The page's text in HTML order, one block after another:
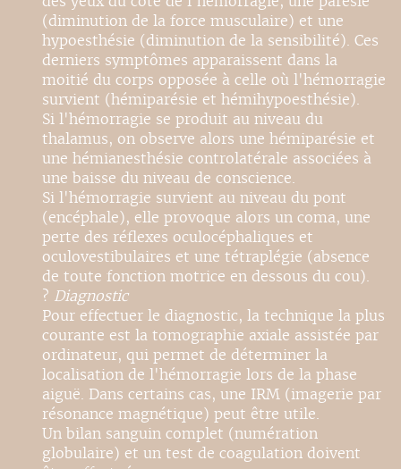
(diminution de la force musculaire) et une
hypoesthésie (diminution de la sensibilité). Ces
derniers symptômes apparaissent dans la
moitié du corps opposée à celle où l'hémorragie
survient (hémiparésie et hémihypoesthésie).
Si l'hémorragie se produit au niveau du
thalamus, on observe alors une hémiparésie et
une hémianesthésie controlatérale associées à
une baisse du niveau de conscience.
Si l'hémorragie survient au niveau du pont
(encéphale), elle provoque alors un coma, une
perte des réflexes oculocéphaliques et
oculovestibulaires et une tétraplégie (absence
de toute fonction motrice en dessous du cou).
? Diagnostic
Pour effectuer le diagnostic, la technique la plus
courante est la tomographie axiale assistée par
ordinateur, qui permet de déterminer la
localisation de l'hémorragie lors de la phase
aiguë. Dans certains cas, une IRM (imagerie par
résonance magnétique) peut être utile.
Un bilan sanguin complet (numération
globulaire) et un test de coagulation doivent